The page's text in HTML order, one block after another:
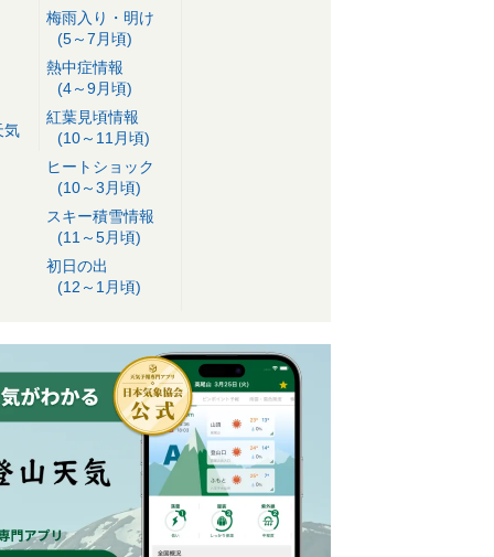
気
梅雨入り・明け
(5～7月頃)
熱中症情報
(4～9月頃)
紅葉見頃情報
(10～11月頃)
ヒートショック
(10～3月頃)
スキー積雪情報
(11～5月頃)
初日の出
(12～1月頃)